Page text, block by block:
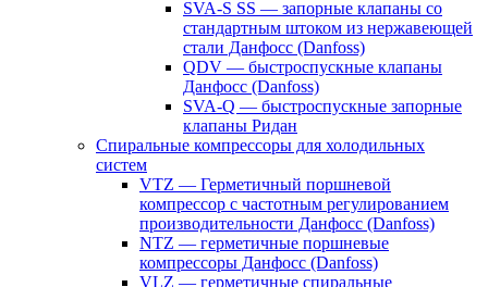
SVA-S SS — запорные клапаны со
стандартным штоком из нержавеющей
стали Данфосс (Danfoss)
QDV — быстроспускные клапаны
Данфосс (Danfoss)
SVA-Q — быстроспускные запорные
клапаны Ридан
Спиральные компрессоры для холодильных
систем
VTZ — Герметичный поршневой
компрессор с частотным регулированием
производительности Данфосс (Danfoss)
NTZ — герметичные поршневые
компрессоры Данфосс (Danfoss)
VLZ — герметичные спиральные